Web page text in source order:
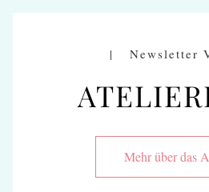
|   Newsletter
Mehr über das